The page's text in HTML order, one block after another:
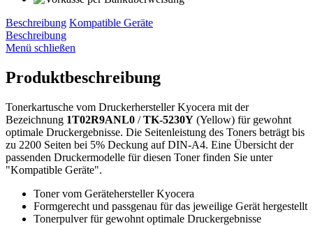
Beschreibung Kompatible Geräte
Beschreibung
Menü schließen
Produktbeschreibung
Tonerkartusche vom Druckerhersteller Kyocera mit der
Bezeichnung 1T02R9ANL0 /TK-5230Y (Yellow) für gewohnt
optimale Druckergebnisse. Die Seitenleistung des Toners beträgt bis
zu 2200 Seiten bei 5% Deckung auf DIN-A4. Eine Übersicht der
passenden Druckermodelle für diesen Toner finden Sie unter
"Kompatible Geräte".
Toner vom Gerätehersteller Kyocera
Formgerecht und passgenau für das jeweilige Gerät hergestellt
Tonerpulver für gewohnt optimale Druckergebnisse